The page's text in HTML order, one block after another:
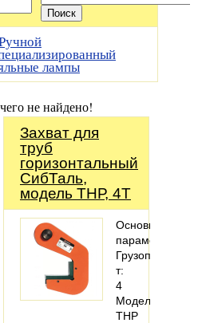
лампы
не найдено!
Захват для
труб
горизонтальный
СибТаль,
модель ТНР, 4Т
Основные
параметры
т:
4
Модель
ТНР